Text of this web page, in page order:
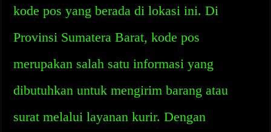
kode pos yang berada di lokasi ini. Di
Provinsi Sumatera Barat, kode pos
merupakan salah satu informasi yang
dibutuhkan untuk mengirim barang atau
surat melalui layanan kurir. Dengan